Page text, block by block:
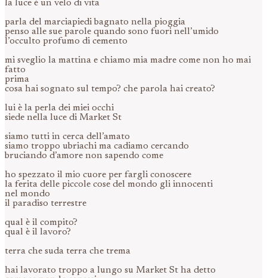
la luce è un velo di vita
parla del marciapiedi bagnato nella pioggia
penso alle sue parole quando sono fuori nell’umido
l’occulto profumo di cemento
mi sveglio la mattina e chiamo mia madre come non ho mai
fatto
prima
cosa hai sognato sul tempo? che parola hai creato?
lui è la perla dei miei occhi
siede nella luce di Market St
siamo tutti in cerca dell’amato
siamo troppo ubriachi ma cadiamo cercando
bruciando d’amore non sapendo come
ho spezzato il mio cuore per fargli conoscere
la ferita delle piccole cose del mondo gli innocenti
nel mondo
il paradiso terrestre
qual è il compito?
qual è il lavoro?
terra che suda terra che trema
hai lavorato troppo a lungo su Market St ha detto